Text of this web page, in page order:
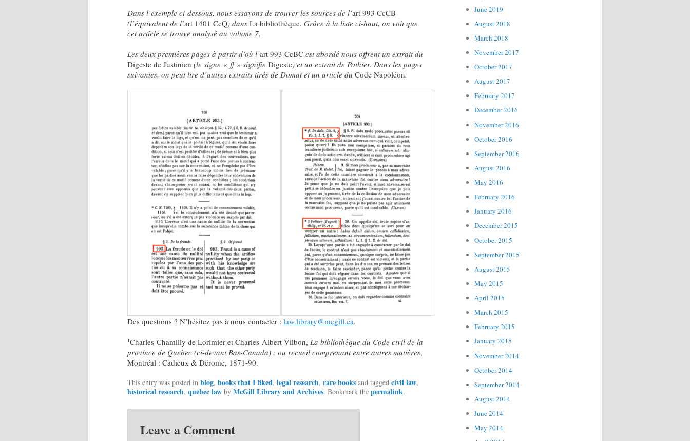
Dans l’exemple ci-dessous, nous essayons de trouver les sources de l’art 993 CcCB
(l’équivalent de l’art 1401 CcQ) dans La bibliothèque. Grâce à la liste ci-haut, on voit que
cet article se trouve analysé au volume 7.
Les deux premières pages à partir d’où l’art 993 CcBC est abordé nous offrent un extrait du
Digeste de Justinien (le signe « ff » signifie Digeste) et un extrait de Pothier. Dans les pages
suivantes, on peut lire d’autres extraits tirés de Domat et un article du Code Napoléon.
Des questions ? N’hésitez pas à nous contacter : law.library@mcgill.ca.
1Charles-Chamilly de Lorimier et Charles-Albert Vilbon, La bibliothèque du Code civil de la
province de Quebec (ci-devant Bas-Canada) : ou recueil comprenant entre autres matières,
Montréal : Cadieux & Dérome, 1871-90.
This entry was posted in blog, books that I liked, legal research, rare books and tagged civil law,
historical research, quebec law by McGill Library and Archives. Bookmark the permalink.
Leave a Comment
June 2019
August 2018
March 2018
November 2017
October 2017
August 2017
February 2017
December 2016
November 2016
October 2016
September 2016
August 2016
May 2016
February 2016
January 2016
December 2015
October 2015
September 2015
August 2015
May 2015
April 2015
March 2015
February 2015
January 2015
November 2014
October 2014
September 2014
August 2014
June 2014
May 2014